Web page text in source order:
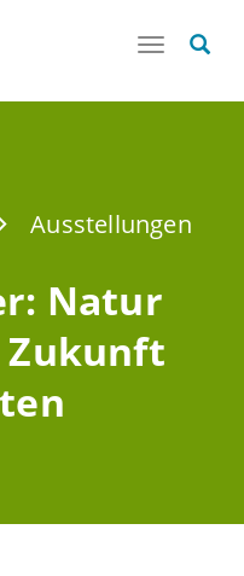
Toggle
Ausstellungen
Natur
Zukunft